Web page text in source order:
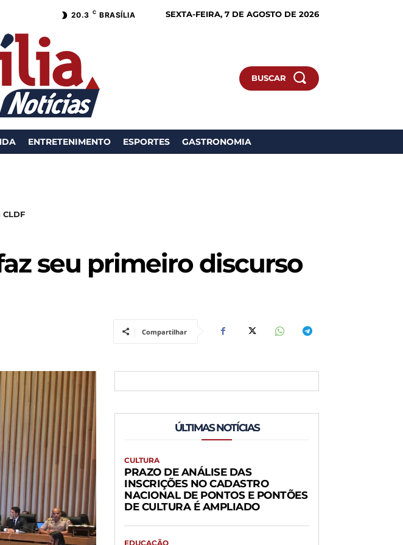
20.3 C BRASÍLIA SEXTA-FEIRA, 7 DE AGOSTO DE 2026
BUSCAR
ENTRETENIMENTO ESPORTES GASTRONOMIA
seu primeiro discurso
Compartilhar
ÚLTIMAS NOTÍCIAS
CULTURA
PRAZO DE ANÁLISE DAS
INSCRIÇÕES NO CADASTRO
NACIONAL DE PONTOS E PONTÕES
DE CULTURA É AMPLIADO
EDUCAÇÃO